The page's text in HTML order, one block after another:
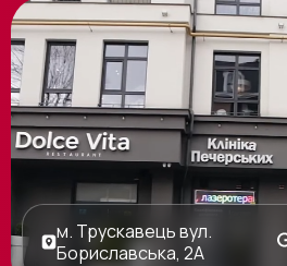
м. Трускавець вул.
Бориславська, 2А